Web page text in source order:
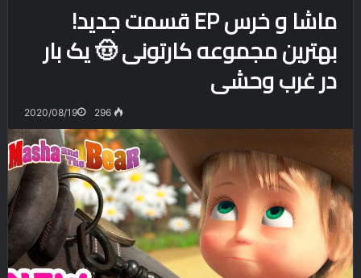
ماشا و خرس EP قسمت جدید!
بهترین مجموعه کارتونی 🤠 یک بار
در غرب وحشی
2020/08/19 296